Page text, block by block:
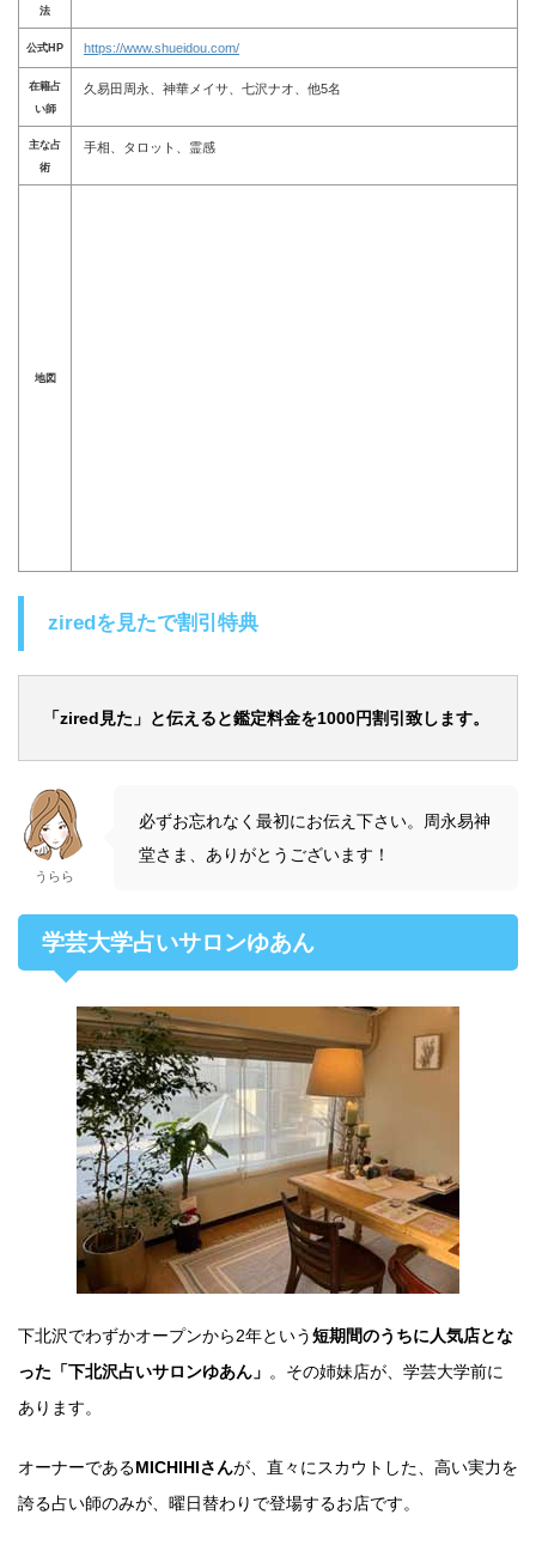
法
公式HP https://www.shueidou.com/
在籍占
い師
久易田周永、神華メイサ、七沢ナオ、他5名
主な占
術
手相、タロット、霊感
地図
ziredを見たで割引特典
「zired見た」と伝えると鑑定料金を1000円割引致します。
うらら
必ずお忘れなく最初にお伝え下さい。周永易神
堂さま、ありがとうございます！
学芸大学占いサロンゆあん
下北沢でわずかオープンから2年という短期間のうちに人気店とな
った「下北沢占いサロンゆあん」 。その姉妹店が、学芸大学前に
あります。
オーナーであるMICHIHIさんが、直々にスカウトした、高い実力を
誇る占い師のみが、曜日替わりで登場するお店です。